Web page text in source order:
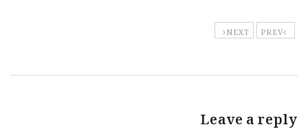
PREV
NEXT
Leave a reply